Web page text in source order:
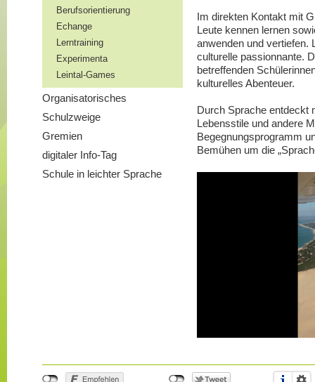
Berufsorientierung
Echange
Lerntraining
Experimenta
Leintal-Games
Organisatorisches
Schulzweige
Gremien
digitaler Info-Tag
Schule in leichter Sprache
Im direkten Kontakt mit
Leute kennen lernen
anwenden und vertiefen.
culturelle passionnante.
betreffenden
kulturelles Abenteuer.
Durch Sprache entdeckt
Lebensstile und andere
Begegnungsprogramm
Bemühen um die